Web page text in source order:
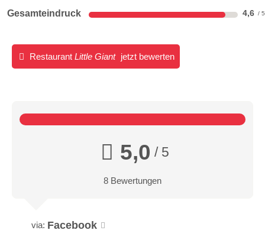
Gesamteindruck 4,6
Restaurant Little Giant jetzt bewerten
5,0 / 5
8 Bewertungen
via: Facebook